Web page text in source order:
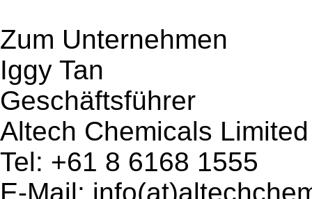
Zum Unternehmen
Iggy Tan
Geschäftsführer
Altech Chemicals Limited
Tel: +61 8 6168 1555
E-Mail: